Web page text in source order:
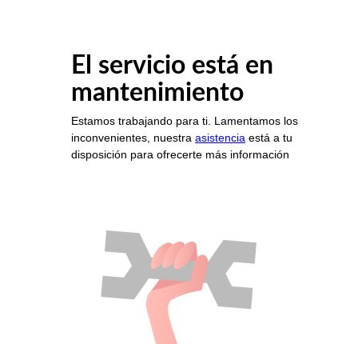
El servicio está en
mantenimiento
Estamos trabajando para ti. Lamentamos los
inconvenientes, nuestra asistencia está a tu
disposición para ofrecerte más información